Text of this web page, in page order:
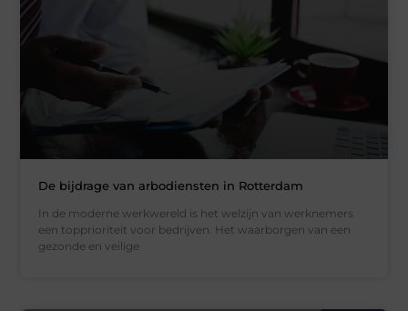
De bijdrage van arbodiensten in Rotterdam
In de moderne werkwereld is het welzijn van werknemers
een topprioriteit voor bedrijven. Het waarborgen van een
gezonde en veilige